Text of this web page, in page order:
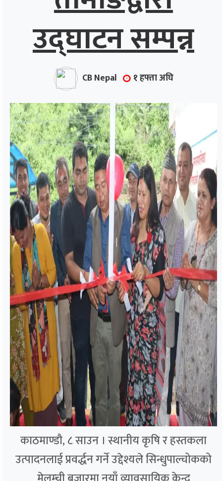
उद्घाटन सम्पन्न
CB Nepal १ हफ्ता अघि
काठमाण्डौ, ८ साउन । स्थानीय कृषि र हस्तकला
उत्पादनलाई प्रवर्द्धन गर्ने उद्देश्यले सिन्धुपाल्चोकको